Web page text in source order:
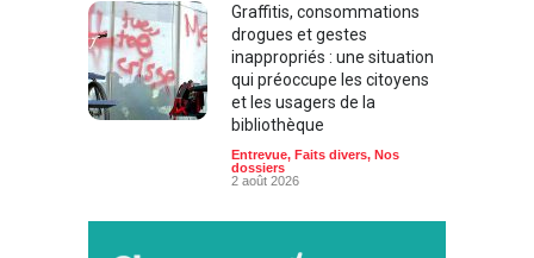
Graffitis, consommations
drogues et gestes
inappropriés : une situation
qui préoccupe les citoyens
et les usagers de la
bibliothèque
Entrevue, Faits divers, Nos
dossiers
2 août 2026